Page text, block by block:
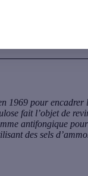
1969 pour
fait l’objet de
antifongique
des sels